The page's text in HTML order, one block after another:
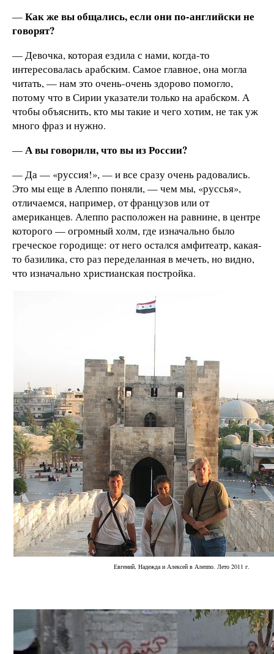
—Как же вы общались, если они по-английски не
говорят?
— Девочка, которая ездила с нами, когда-то
интересовалась арабским. Самое главное, она могла
читать, — нам это очень-очень здорово помогло,
потому что в Сирии указатели только на арабском. А
чтобы объяснить, кто мы такие и чего хотим, не так уж
много фраз и нужно.
—А вы говорили, что вы из России?
— Да — «руссия!», — и все сразу очень радовались.
Это мы еще в Алеппо поняли, — чем мы, «руссья»,
отличаемся, например, от французов или от
американцев. Алеппо расположен на равнине, в центре
которого — огромный холм, где изначально было
греческое городище: от него остался амфитеатр, какая-
то базилика, сто раз переделанная в мечеть, но видно,
что изначально христианская постройка.
Евгений, Надежда и Алексей в Алеппо. Лето 2011 г.